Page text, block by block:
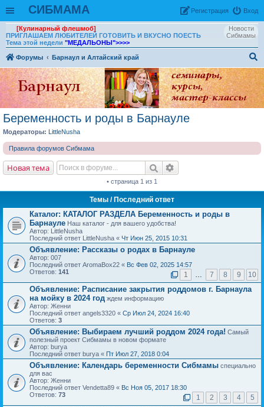
СИБМАМА Вход
Рeгиcтpaция
Новости
Сибмамы
[Кулинарный флешмоб]
ПРИГЛАШАЕМ ЛЮБИТЕЛЕЙ ГОТОВИТЬ И ВКУСНО ПОЕСТЬ
Тема этой недели "МЕДАЛЬОНЫ">>>>
Форумы
Барнаул и Алтайский край
ои
ск
Беременность и роды в Барнауле
Модераторы: LittleNusha
Правила форумов Сибмама
Новая тема
• страница 1 из 1
Темы / Последний ответ
Каталог: КАТАЛОГ РАЗДЕЛА Беременность и роды в
Барнауле Наш каталог - для вашего удобства!
Автор: LittleNusha
Последний ответ LittleNusha « Чт Июн 25, 2015 10:31
Объявление: Рассказы о родах в Барнауле
Автор: 007
Последний ответ AromaBox22 « Вс Фев 02, 2025 14:57
Ответов: 141 1 … 7 8 9 10
Объявление: Расписание закрытия роддомов г. Барнаула
на мойку в 2024 год ждем информацию
Автор: Женни
Последний ответ angels3320 « Ср Июл 24, 2024 16:40
Ответов: 3
Объявление: Выбираем лучший роддом 2024 года! Самый
полезный проект Cибмамы в новом формате
Автор: burya
Последний ответ burya « Пт Июл 27, 2018 0:04
Объявление: Календарь беременности Сибмамы специально
для вас
Автор: Женни
Последний ответ Vendetta89 « Вс Ноя 05, 2017 18:30
Ответов: 73 1 2 3 4 5